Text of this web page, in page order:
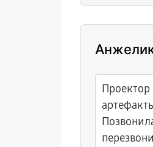
Проектор